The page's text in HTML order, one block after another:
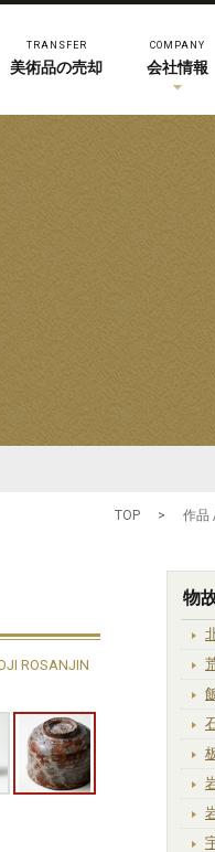
TRANSFER
美術品の売却
COMPANY
会社情報
TOP > 作品
ROSANJIN
物